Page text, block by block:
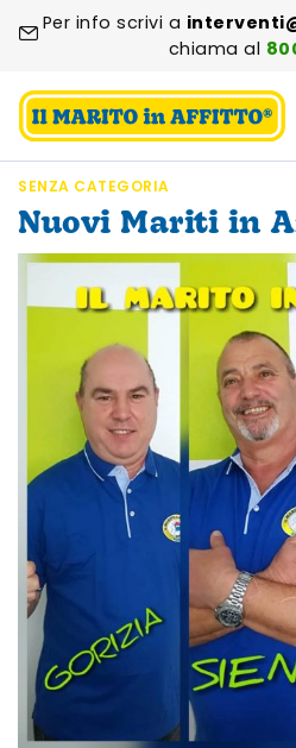
Per info scrivi a
chiama al
SENZA CATEGORIA
Nuovi Mariti in